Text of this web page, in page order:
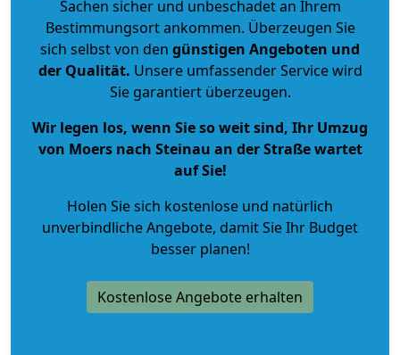
Sachen sicher und unbeschadet an Ihrem
Bestimmungsort ankommen. Überzeugen Sie
sich selbst von den günstigen Angeboten und
der Qualität. Unsere umfassender Service wird
Sie garantiert überzeugen.
Wir legen los, wenn Sie so weit sind, Ihr Umzug
von Moers nach Steinau an der Straße wartet
auf Sie!
Holen Sie sich kostenlose und natürlich
unverbindliche Angebote, damit Sie Ihr Budget
besser planen!
Kostenlose Angebote erhalten